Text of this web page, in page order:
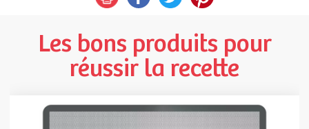
Les bons produits pour
réussir la recette